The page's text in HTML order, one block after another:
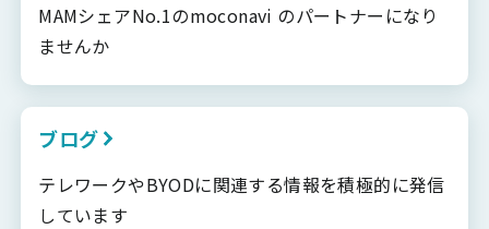
MAMシェアNo.1のmoconavi のパートナーになり
ませんか
ブログ
テレワークやBYODに関連する情報を積極的に発信
しています